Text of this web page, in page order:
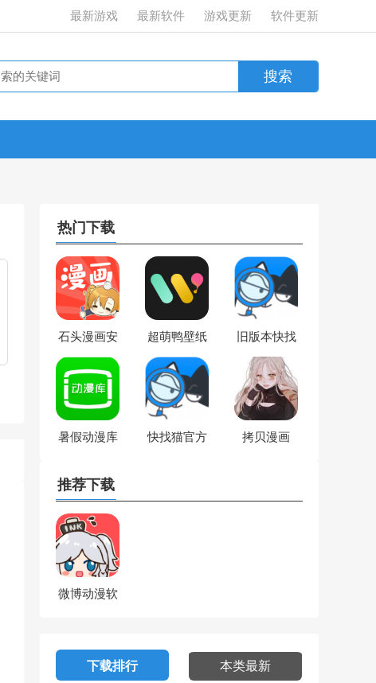
最新游戏 最新软件 游戏更新 软件更新
热门下载
石头漫画安
超萌鸭壁纸
旧版本快找
版（快搜
猫）
暑假动漫库
快找猫官方
拷贝漫画
推荐下载
微博动漫软
下载排行 本类最新